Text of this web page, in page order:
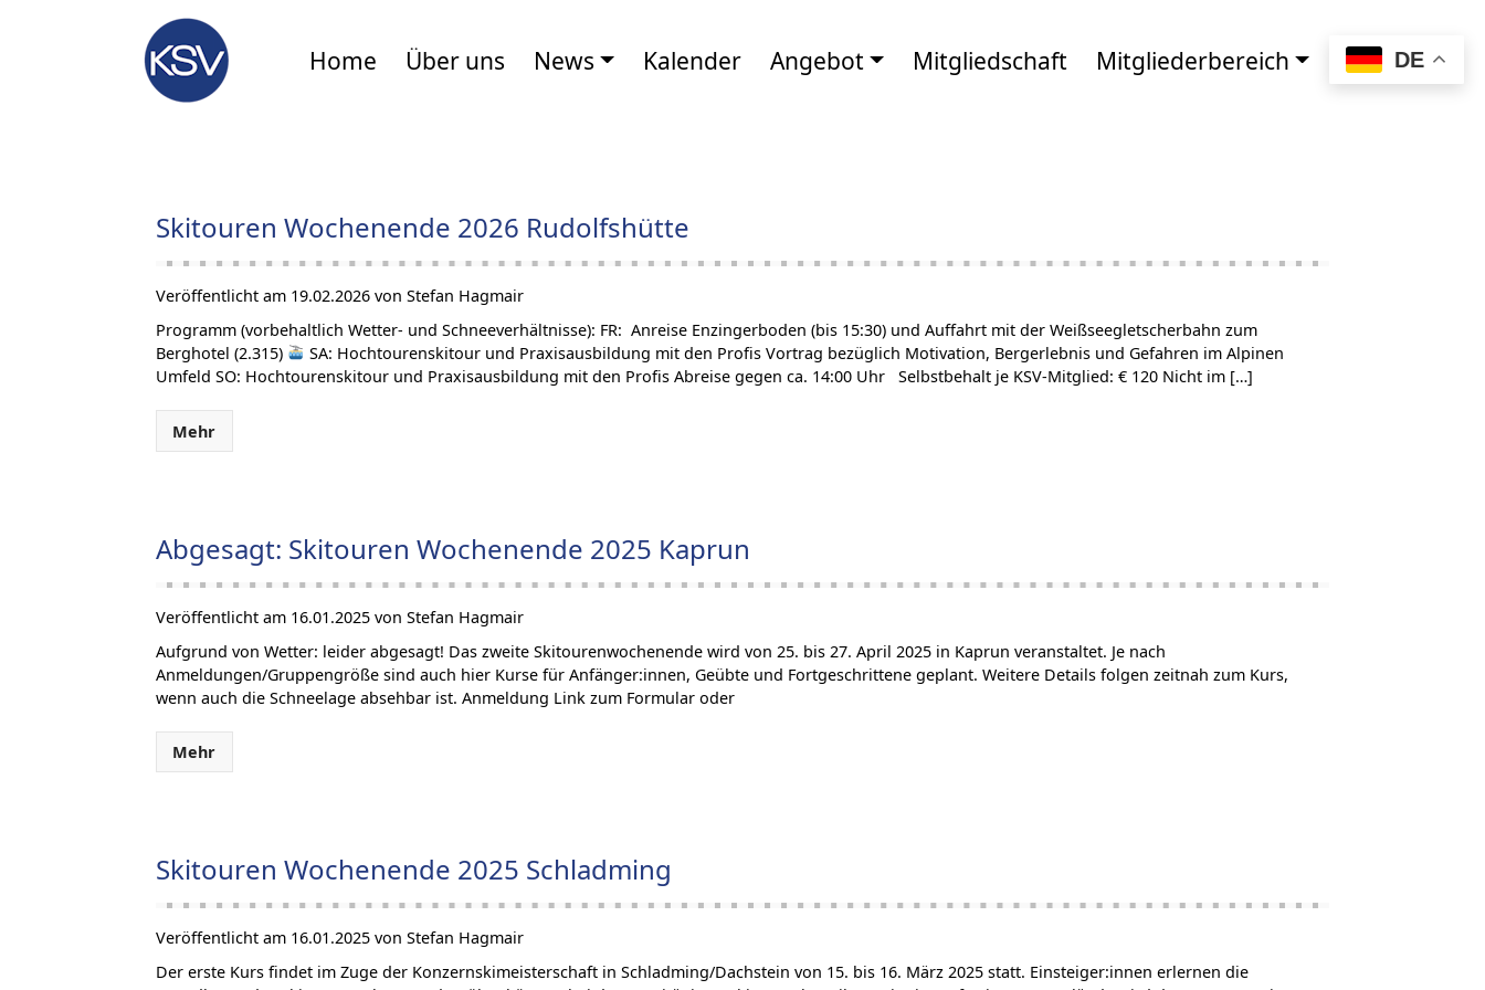
Home Über uns News Kalender Angebot Mitgliedschaft Mitgliederbereich DE
Skitouren Wochenende 2026 Rudolfshütte
Veröffentlicht am 19.02.2026 von Stefan Hagmair
Programm (vorbehaltlich Wetter- und Schneeverhältnisse): FR: Anreise Enzingerboden (bis 15:30) und Auffahrt mit der Weißseegletscherbahn zum
Berghotel (2.315)
SA: Hochtourenskitour und Praxisausbildung mit den Profis Vortrag bezüglich Motivation, Bergerlebnis und Gefahren im Alpinen
Umfeld SO: Hochtourenskitour und Praxisausbildung mit den Profis Abreise gegen ca. 14:00 Uhr Selbstbehalt je KSV-Mitglied: € 120 Nicht im […]
Mehr
Abgesagt: Skitouren Wochenende 2025 Kaprun
Veröffentlicht am 16.01.2025 von Stefan Hagmair
Aufgrund von Wetter: leider abgesagt! Das zweite Skitourenwochenende wird von 25. bis 27. April 2025 in Kaprun veranstaltet. Je nach
Anmeldungen/Gruppengröße sind auch hier Kurse für Anfänger:innen, Geübte und Fortgeschrittene geplant. Weitere Details folgen zeitnah zum Kurs,
wenn auch die Schneelage absehbar ist. Anmeldung Link zum Formular oder
Mehr
Skitouren Wochenende 2025 Schladming
Veröffentlicht am 16.01.2025 von Stefan Hagmair
Der erste Kurs findet im Zuge der Konzernskimeisterschaft in Schladming/Dachstein von 15. bis 16. März 2025 statt. Einsteiger:innen erlernen die